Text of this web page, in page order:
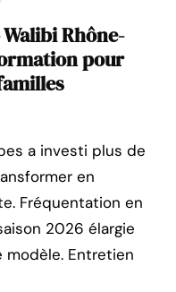
Walibi Rhône-
pour
a investi plus de
en
Fréquentation en
2026 élargie
Entretien